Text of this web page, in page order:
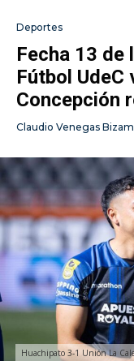
Deportes
Fecha 13 de
Fútbol
Concepción
Claudio Venegas
Huachipato 3-1 Unión La